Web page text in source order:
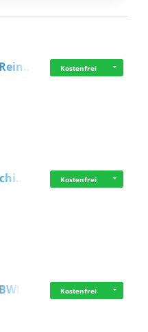
Kostenfrei
Kostenfrei
Kostenfrei